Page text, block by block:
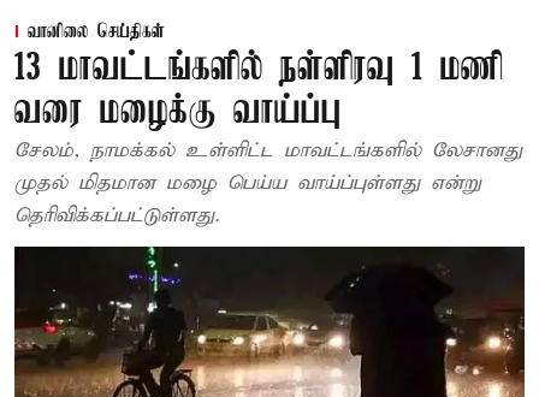
வானிலை செய்திகள்
13 மாவட்டங்களில் நள்ளிரவு 1 மணி
வரை மழைக்கு வாய்ப்பு
சேலம், நாமக்கல் உள்ளிட்ட மாவட்டங்களில் லேசானது
முதல் மிதமான மழை பெய்ய வாய்ப்புள்ளது என்று
தெரிவிக்கப்பட்டுள்ளது.